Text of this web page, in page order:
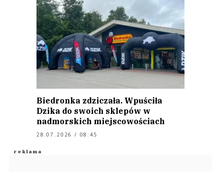
Biedronka zdziczała. Wpuściła
Dzika do swoich sklepów w
nadmorskich miejscowościach
28.07.2026 / 08:45